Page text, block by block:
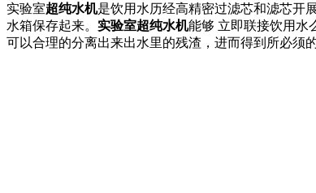
实验室超纯水机是饮用水历经高精密过滤芯和滤芯开
水箱保存起来。 实验室超纯水机能够 立即联接饮用水
可以合理的分离出来出水里的残渣，进而得到所必须的